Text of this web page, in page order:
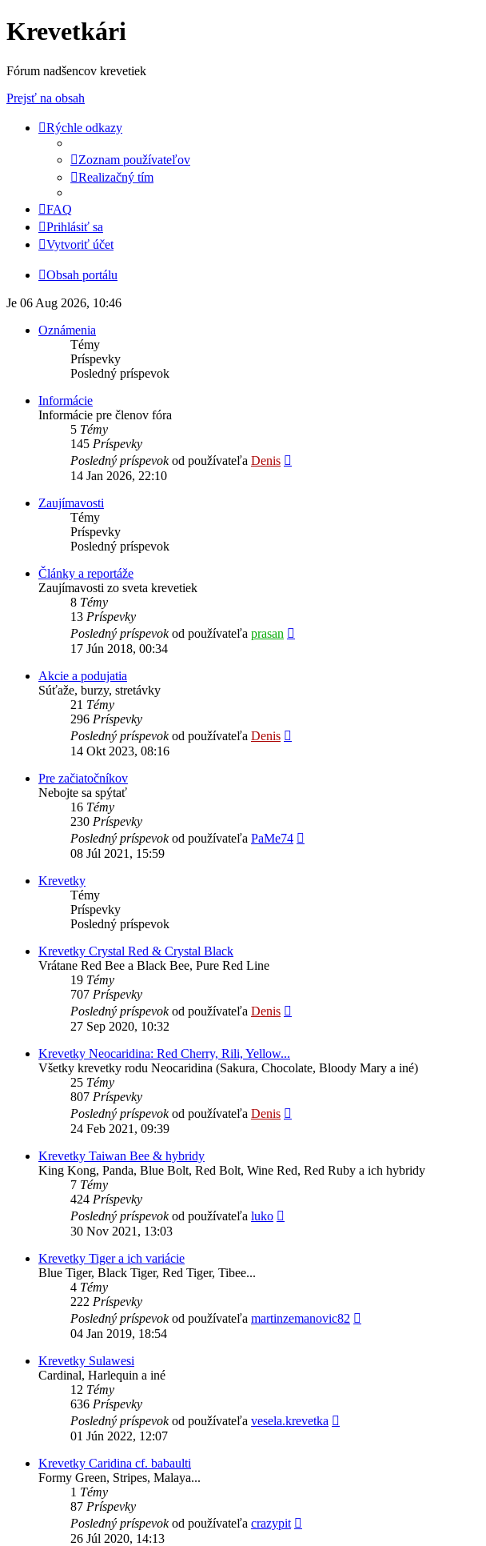
Krevetkári
Fórum nadšencov krevetiek
Prejsť na obsah
Rýchle odkazy
Zoznam používateľov
Realizačný tím
FAQ
Prihlásiť sa
Vytvoriť účet
Obsah portálu
Je 06 Aug 2026, 10:46
Oznámenia
Témy
Príspevky
Posledný príspevok
Informácie
Informácie pre členov fóra
5 Témy
145 Príspevky
Posledný príspevokod používateľa Denis
14 Jan 2026, 22:10
Zaujímavosti
Témy
Príspevky
Posledný príspevok
Články a reportáže
Zaujímavosti zo sveta krevetiek
8 Témy
13 Príspevky
Posledný príspevokod používateľa prasan
17 Jún 2018, 00:34
Akcie a podujatia
Súťaže, burzy, stretávky
21 Témy
296 Príspevky
Posledný príspevokod používateľa Denis
14 Okt 2023, 08:16
Pre začiatočníkov
Nebojte sa spýtať
16 Témy
230 Príspevky
Posledný príspevokod používateľa PaMe74
08 Júl 2021, 15:59
Krevetky
Témy
Príspevky
Posledný príspevok
Krevetky Crystal Red & Crystal Black
Vrátane Red Bee a Black Bee, Pure Red Line
19 Témy
707 Príspevky
Posledný príspevokod používateľa Denis
27 Sep 2020, 10:32
Krevetky Neocaridina: Red Cherry, Rili, Yellow...
Všetky krevetky rodu Neocaridina (Sakura, Chocolate, Bloody Mary a iné)
25 Témy
807 Príspevky
Posledný príspevokod používateľa Denis
24 Feb 2021, 09:39
Krevetky Taiwan Bee & hybridy
King Kong, Panda, Blue Bolt, Red Bolt, Wine Red, Red Ruby a ich hybridy
7 Témy
424 Príspevky
Posledný príspevokod používateľa luko
30 Nov 2021, 13:03
Krevetky Tiger a ich variácie
Blue Tiger, Black Tiger, Red Tiger, Tibee...
4 Témy
222 Príspevky
Posledný príspevokod používateľa martinzemanovic82
04 Jan 2019, 18:54
Krevetky Sulawesi
Cardinal, Harlequin a iné
12 Témy
636 Príspevky
Posledný príspevokod používateľa vesela.krevetka
01 Jún 2022, 12:07
Krevetky Caridina cf. babaulti
Formy Green, Stripes, Malaya...
1 Témy
87 Príspevky
Posledný príspevokod používateľa crazypit
26 Júl 2020, 14:13